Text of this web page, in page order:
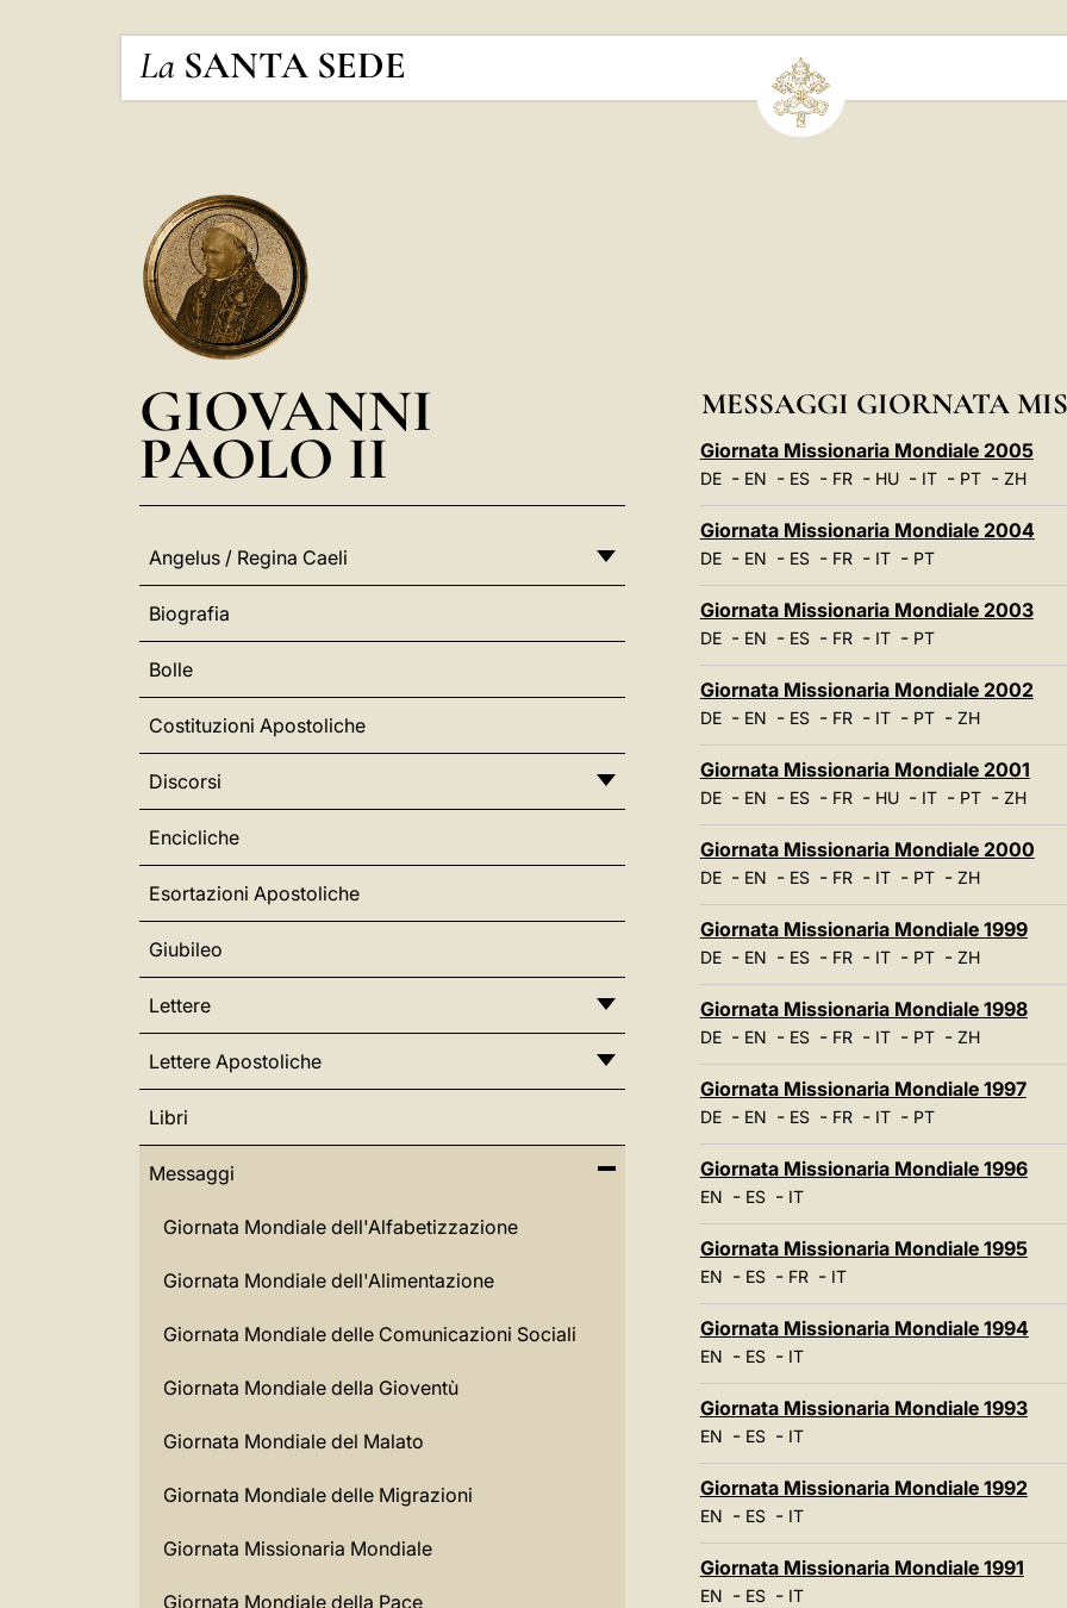
La SANTA SEDE
GIOVANNI
PAOLO II
Angelus / Regina Caeli
Biografia
Bolle
Costituzioni Apostoliche
Discorsi
Encicliche
Esortazioni Apostoliche
Giubileo
Lettere
Lettere Apostoliche
Libri
Messaggi
Giornata Mondiale dell'Alfabetizzazione
Giornata Mondiale dell'Alimentazione
Giornata Mondiale delle Comunicazioni Sociali
Giornata Mondiale della Gioventù
Giornata Mondiale del Malato
Giornata Mondiale delle Migrazioni
Giornata Missionaria Mondiale
Giornata Mondiale della Pace
MESSAGGI GIORNATA
Giornata Missionaria Mondiale 2005
DE- EN - ES- FR- HU- IT- PT- ZH
Giornata Missionaria Mondiale 2004
DE- EN - ES- FR- IT- PT
Giornata Missionaria Mondiale 2003
DE- EN - ES- FR- IT- PT
Giornata Missionaria Mondiale 2002
DE- EN - ES- FR- IT- PT- ZH
Giornata Missionaria Mondiale 2001
DE- EN - ES- FR- HU- IT- PT- ZH
Giornata Missionaria Mondiale 2000
DE- EN - ES- FR- IT- PT- ZH
Giornata Missionaria Mondiale 1999
DE- EN - ES- FR- IT- PT- ZH
Giornata Missionaria Mondiale 1998
DE- EN - ES- FR- IT- PT- ZH
Giornata Missionaria Mondiale 1997
DE- EN - ES- FR- IT- PT
Giornata Missionaria Mondiale 1996
EN - ES- IT
Giornata Missionaria Mondiale 1995
EN - ES- FR- IT
Giornata Missionaria Mondiale 1994
EN - ES- IT
Giornata Missionaria Mondiale 1993
EN - ES- IT
Giornata Missionaria Mondiale 1992
EN - ES- IT
Giornata Missionaria Mondiale 1991
EN - ES- IT